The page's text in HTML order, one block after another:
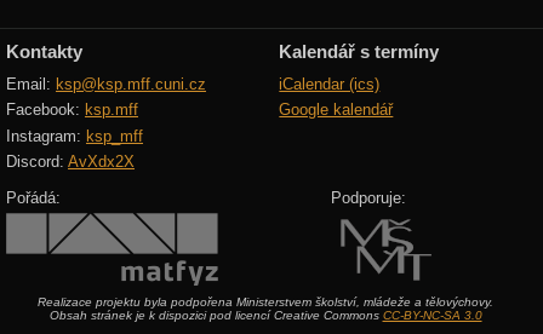
Kontakty
Email: ksp@ksp.mff.cuni.cz
Facebook: ksp.mff
Instagram: ksp_mff
Discord: AvXdx2X
Kalendář s termíny
iCalendar (ics)
Google kalendář
Pořádá: Podporuje:
Realizace projektu byla podpořena Ministerstvem školství, mládeže a tělovýchovy.
Obsah stránek je k dispozici pod licencí Creative Commons CC-BY-NC-SA 3.0